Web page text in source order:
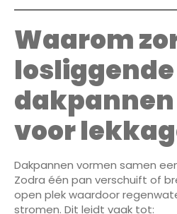
Waarom
losliggende
dakpannen
voor
Dakpannen vormen samen
Zodra één pan verschuift of
open plek waardoor
stromen. Dit leidt vaak tot: